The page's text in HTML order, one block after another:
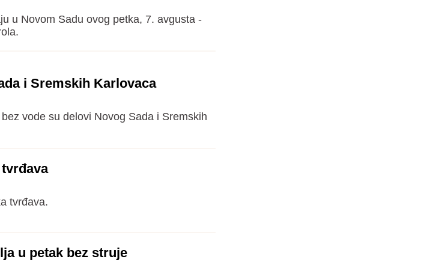
u Novom Sadu ovog petka, 7. avgusta -
i Sremskih Karlovaca
vode su delovi Novog Sada i Sremskih
tvrđava.
u petak bez struje